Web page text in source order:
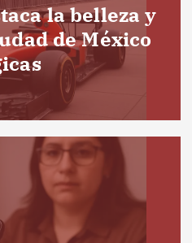
la belleza y
de México